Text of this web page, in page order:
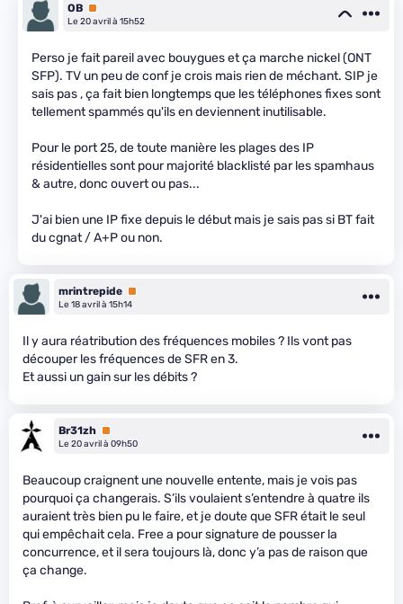
OB Premium
Le 20 avril à 15h52
Perso je fait pareil avec bouygues et ça marche nickel (ONT
SFP). TV un peu de conf je crois mais rien de méchant. SIP je
sais pas , ça fait bien longtemps que les téléphones fixes sont
tellement spammés qu'ils en deviennent inutilisable.
Pour le port 25, de toute manière les plages des IP
résidentielles sont pour majorité blacklisté par les spamhaus
& autre, donc ouvert ou pas...
J'ai bien une IP fixe depuis le début mais je sais pas si BT fait
du cgnat / A+P ou non.
mrintrepide Premium
Le 18 avril à 15h14
Il y aura réatribution des fréquences mobiles ? Ils vont pas
découper les fréquences de SFR en 3.
Et aussi un gain sur les débits ?
Br31zh Premium
Le 20 avril à 09h50
Beaucoup craignent une nouvelle entente, mais je vois pas
pourquoi ça changerais. S’ils voulaient s’entendre à quatre ils
auraient très bien pu le faire, et je doute que SFR était le seul
qui empêchait cela. Free a pour signature de pousser la
concurrence, et il sera toujours là, donc y’a pas de raison que
ça change.